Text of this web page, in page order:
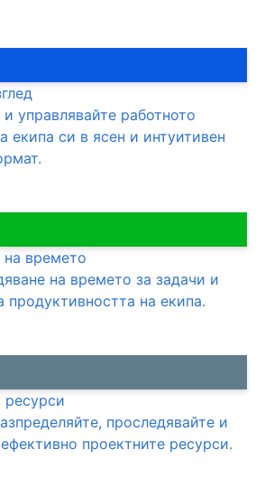
управлявайте работното
екипа си в ясен и интуитивен
времето
на времето за задачи и
продуктивността на екипа.
ресурси
проследявайте и
проектните ресурси.